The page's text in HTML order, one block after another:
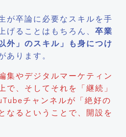
が卒論に必要なスキルを手
げることはもちろん、 卒業
外」のスキル」も身につけ
あります。
集やデジタルマーケティン
で、そしてそれを「継続」
チャンネルが「絶好の
なるということで、開設を